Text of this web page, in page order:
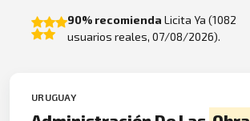
90% recomienda Licita Ya (1082
usuarios reales, 07/08/2026).
URUGUAY